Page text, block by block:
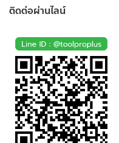
ติดต่อผ่านไลน์